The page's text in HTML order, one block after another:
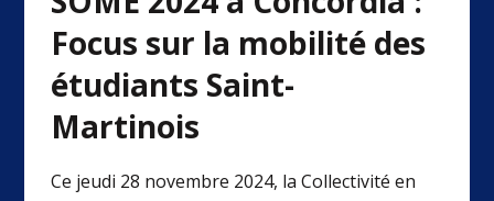
Focus sur la mobilité des
étudiants Saint-
Martinois
Ce jeudi 28 novembre 2024, la Collectivité en